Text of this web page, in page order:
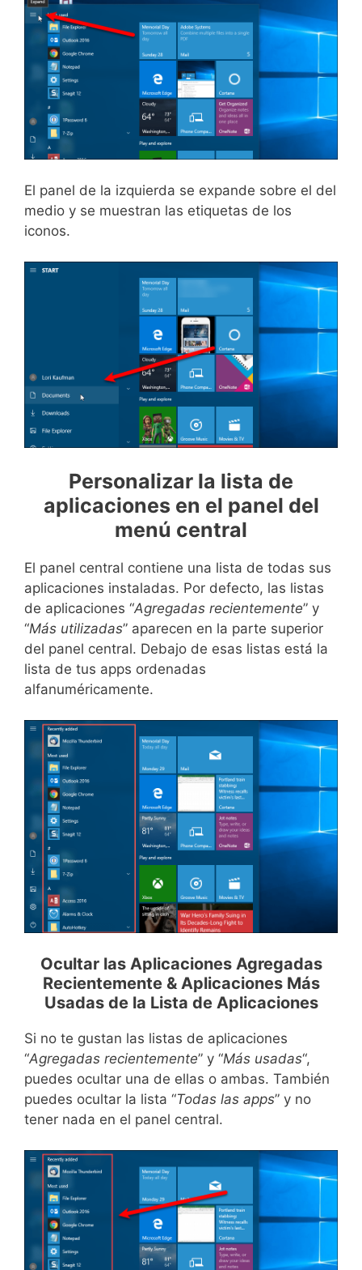
El panel de la izquierda se expande sobre el del
medio y se muestran las etiquetas de los
iconos.
Personalizar la lista de
aplicaciones en el panel del
menú central
El panel central contiene una lista de todas sus
aplicaciones instaladas. Por defecto, las listas
de aplicaciones “Agregadas recientemente” y
“Más utilizadas” aparecen en la parte superior
del panel central. Debajo de esas listas está la
lista de tus apps ordenadas
alfanuméricamente.
Ocultar las Aplicaciones Agregadas
Recientemente & Aplicaciones Más
Usadas de la Lista de Aplicaciones
Si no te gustan las listas de aplicaciones
“Agregadas recientemente” y “Más usadas“,
puedes ocultar una de ellas o ambas. También
puedes ocultar la lista “Todas las apps” y no
tener nada en el panel central.